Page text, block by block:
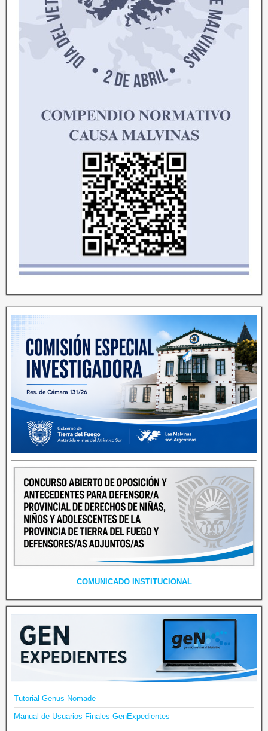
COMUNICADO INSTITUCIONAL
Tutorial Genus Nomade
Manual de Usuarios Finales GenExpedientes